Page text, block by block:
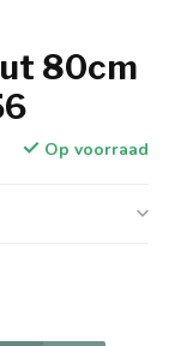
80cm
Op voorraad